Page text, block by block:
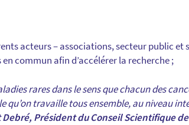
acteurs – associations, secteur public et
commun afin d’accélérer la recherche ;
rares dans le sens que chacun des
qu’on travaille tous ensemble, au niveau
Président du Conseil Scientifique de